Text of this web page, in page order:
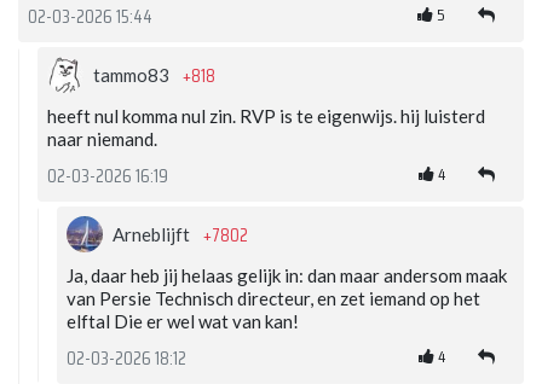
02-03-2026 15:44 5
tammo83 +818
heeft nul komma nul zin. RVP is te eigenwijs. hij luisterd
naar niemand.
02-03-2026 16:19 4
Arneblijft +7802
Ja, daar heb jij helaas gelijk in: dan maar andersom maak
van Persie Technisch directeur, en zet iemand op het
elftal Die er wel wat van kan!
02-03-2026 18:12 4